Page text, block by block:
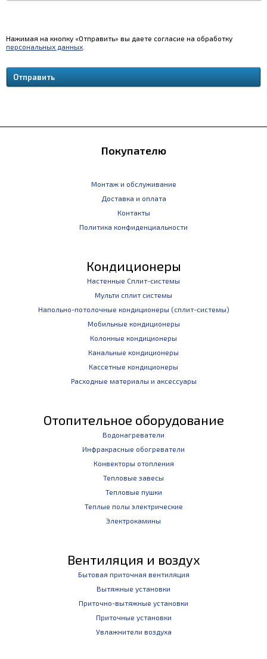
Нажимая на кнопку «Отправить» вы даете согласие на обработку
персональных данных
Покупателю
Монтаж и обслуживание
Доставка и оплата
Контакты
Политика конфиденциальности
Кондиционеры
Настенные Сплит-системы
Мульти сплит системы
Напольно-потолочные кондиционеры (сплит-системы)
Мобильные кондиционеры
Колонные кондиционеры
Канальные кондиционеры
Кассетные кондиционеры
Расходные материалы и аксессуары
Отопительное оборудование
Водонагреватели
Инфракрасные обогреватели
Конвекторы отопления
Тепловые завесы
Тепловые пушки
Теплые полы электрические
Электрокамины
Вентиляция и воздух
Бытовая приточная вентиляция
Вытяжные установки
Приточно-вытяжные установки
Приточные установки
Увлажнители воздуха